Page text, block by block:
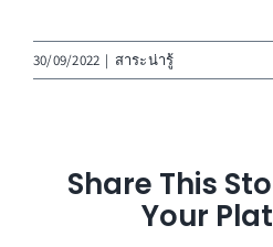
30/09/2022 | สาระน่ารู้
Share This
Your